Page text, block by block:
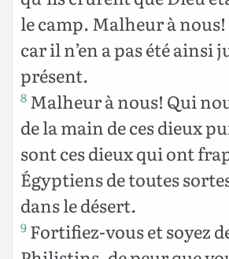
le camp. Malheur à
car il n’en a pas été ainsi
présent.
8 Malheur à nous! Qui
de la main de ces dieux
sont ces dieux qui ont
Égyptiens de toutes
dans le désert.
9 Fortifiez-vous et soyez